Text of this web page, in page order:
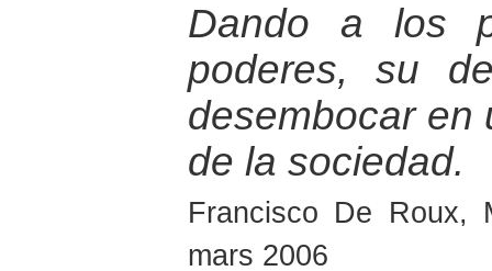
Dando a los
poderes, su
desembocar en
de la sociedad.
Francisco De Roux,
mars 2006